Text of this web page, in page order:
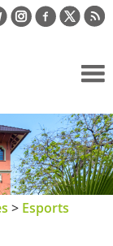
> Esports